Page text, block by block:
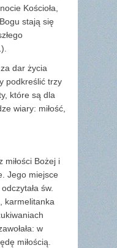
Kościoła,
stają się
dar życia
podkreślić trzy
które są dla
wiary: miłość,
miłości Bożej i
Jego miejsce
św.
karmelitanka
w
miłością.